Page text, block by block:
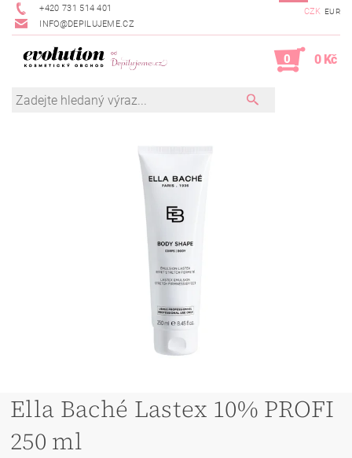
+420 731 514 401
INFO@DEPILUJEME.CZ
CZK EUR
0 0 Kč
Ella Baché Lastex 10% PROFI
250 ml